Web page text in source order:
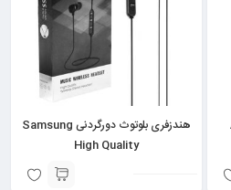
هندزفری بلوتوث دورگردنی Samsung
High Quality